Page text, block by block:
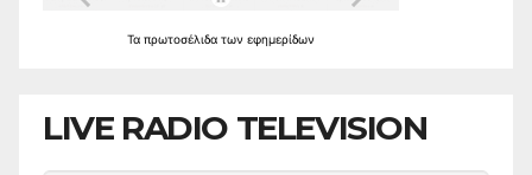
Τα πρωτοσέλιδα των εφημερίδων
LIVE RADIO TELEVISION